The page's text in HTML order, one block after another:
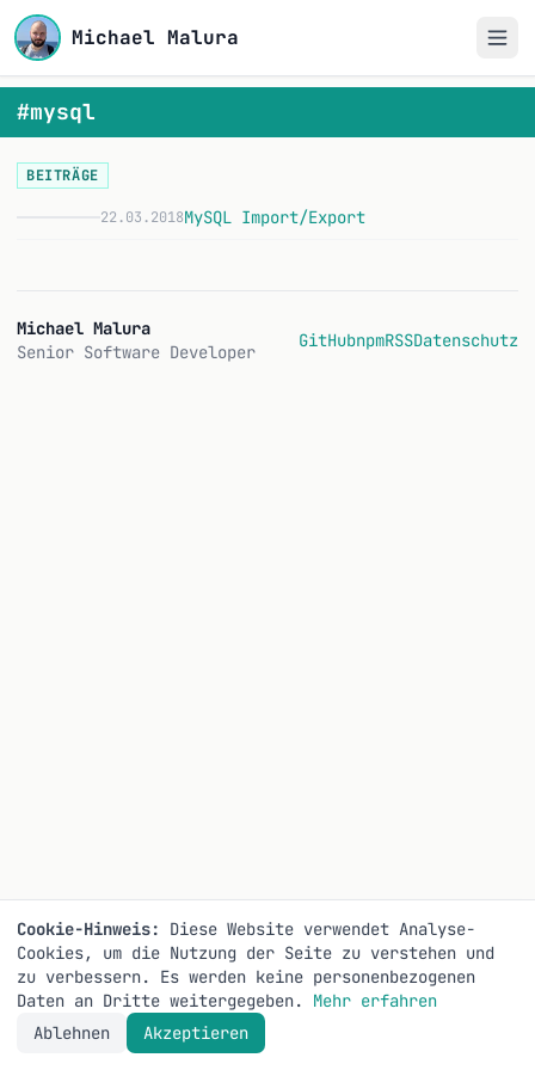
Michael Malura
#mysql
BEITRÄGE
22.03.2018MySQL Import/Export
Michael Malura
Senior Software Developer
GitHubnpmRSSDatenschutz
Cookie-Hinweis:
Diese Website verwendet Analyse-
Cookies, um die Nutzung der Seite zu verstehen und
zu verbessern. Es werden keine personenbezogenen
Daten an Dritte weitergegeben. Mehr erfahren
Ablehnen
Akzeptieren